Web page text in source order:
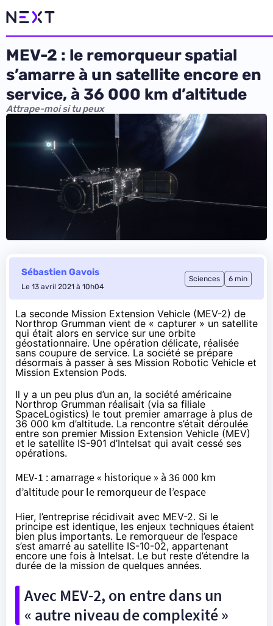
MEV-2 : le remorqueur spatial
s’amarre à un satellite encore en
service, à 36 000 km d’altitude
Attrape-moi si tu peux
Sébastien Gavois
Le 13 avril 2021 à 10h04
Sciences 6 min
La seconde Mission Extension Vehicle (MEV-2) de
Northrop Grumman vient de « capturer » un satellite
qui était alors en service sur une orbite
géostationnaire. Une opération délicate, réalisée
sans coupure de service. La société se prépare
désormais à passer à ses Mission Robotic Vehicle et
Mission Extension Pods.
Il y a un peu plus d’un an, la société américaine
Northrop Grumman réalisait (via sa filiale
SpaceLogistics) le tout premier amarrage à plus de
36 000 km d’altitude. La rencontre s’était déroulée
entre son premier Mission Extension Vehicle (MEV)
et le satellite IS-901 d’Intelsat qui avait cessé ses
opérations.
MEV-1 : amarrage « historique » à 36 000 km
d’altitude pour le remorqueur de l’espace
Hier, l’entreprise récidivait avec MEV-2. Si le
principe est identique, les enjeux techniques étaient
bien plus importants. Le remorqueur de l’espace
s’est amarré au satellite IS-10-02, appartenant
encore une fois à Intelsat. Le but reste d’étendre la
durée de la mission de quelques années.
Avec MEV-2, on entre dans un
« autre niveau de complexité »